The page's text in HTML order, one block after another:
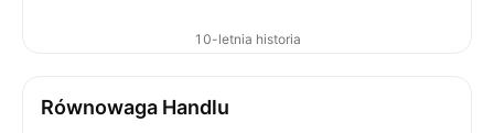
10-letnia historia
Równowaga Handlu